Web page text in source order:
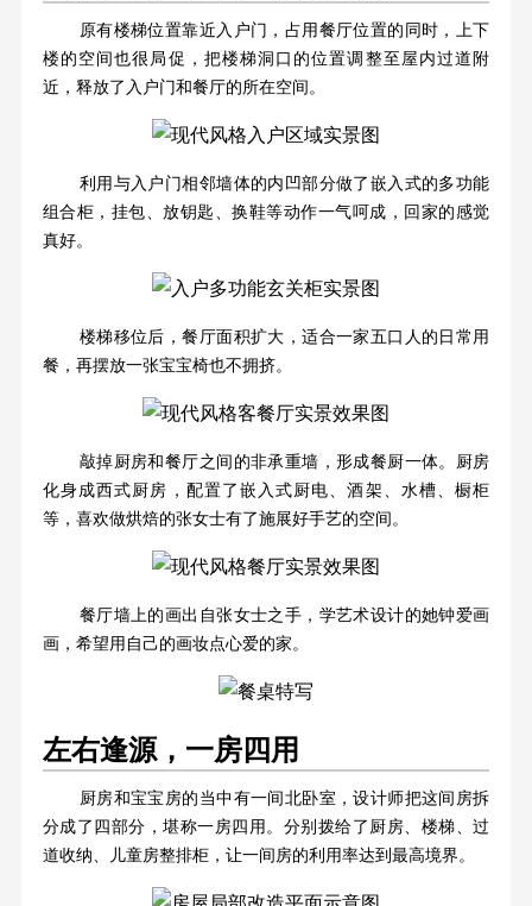
原有楼梯位置靠近入户门，占用餐厅位置的同时，上下
楼的空间也很局促，把楼梯洞口的位置调整至屋内过道附
近，释放了入户门和餐厅的所在空间。
利用与入户门相邻墙体的内凹部分做了嵌入式的多功能
组合柜，挂包、放钥匙、换鞋等动作一气呵成，回家的感觉
真好。
楼梯移位后，餐厅面积扩大，适合一家五口人的日常用
餐，再摆放一张宝宝椅也不拥挤。
敲掉厨房和餐厅之间的非承重墙，形成餐厨一体。厨房
化身成西式厨房，配置了嵌入式厨电、酒架、水槽、橱柜
等，喜欢做烘焙的张女士有了施展好手艺的空间。
餐厅墙上的画出自张女士之手，学艺术设计的她钟爱画
画，希望用自己的画妆点心爱的家。
左右逢源，一房四用
厨房和宝宝房的当中有一间北卧室，设计师把这间房拆
分成了四部分，堪称一房四用。分别拨给了厨房、楼梯、过
道收纳、儿童房整排柜，让一间房的利用率达到最高境界。